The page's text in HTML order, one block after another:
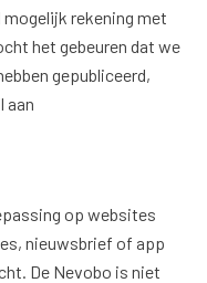
rekening met
het gebeuren dat we
gepubliceerd,
aan
op websites
nieuwsbrief of app
De Nevobo is niet